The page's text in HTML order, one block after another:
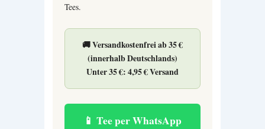
Tees.
🚚Versandkostenfrei ab 35 €
(innerhalb Deutschlands)
Unter 35 €: 4,95 € Versand
📱 Tee per WhatsApp